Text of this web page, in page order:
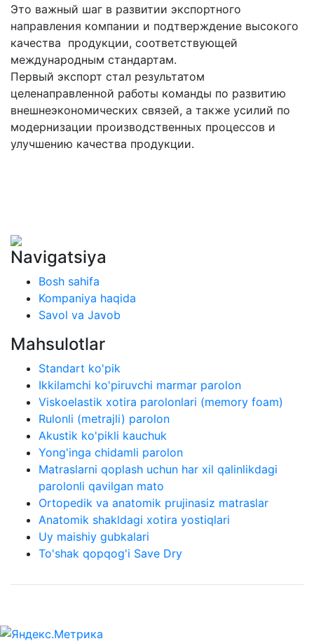
Это важный шаг в развитии экспортного
направления компании и подтверждение высокого
качества продукции, соответствующей
международным стандартам.
Первый экспорт стал результатом
целенаправленной работы команды по развитию
внешнеэкономических связей, а также усилий по
модернизации производственных процессов и
улучшению качества продукции.
Navigatsiya
Bosh sahifa
Kompaniya haqida
Savol va Javob
Mahsulotlar
Standart ko'pik
Ikkilamchi ko'piruvchi marmar parolon
Viskoelastik xotira parolonlari (memory foam)
Rulonli (metrajli) parolon
Akustik ko'pikli kauchuk
Yong'inga chidamli parolon
Matraslarni qoplash uchun har xil qalinlikdagi
parolonli qavilgan mato
Ortopedik va anatomik prujinasiz matraslar
Anatomik shakldagi xotira yostiqlari
Uy maishiy gubkalari
To'shak qopqog'i Save Dry